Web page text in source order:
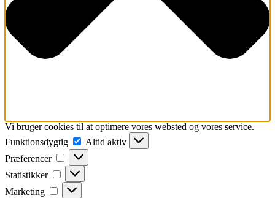
Vi bruger cookies til at optimere vores websted og vores service.
Funktionsdygtig
Funktionsdygtig
Altid aktiv
Præferencer
Præferencer
Statistikker Statistikker
Marketing Marketing